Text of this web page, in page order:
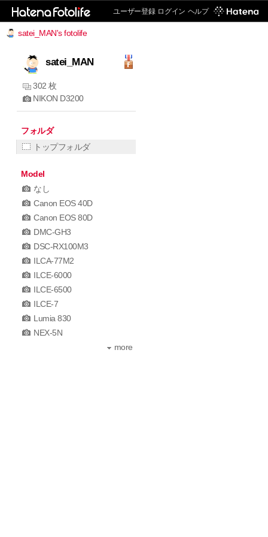
ユーザー登録 ログイン ヘルプ
satei_MAN's fotolife
satei_MAN
302 枚
NIKON D3200
フォルダ
トップフォルダ
Model
なし
Canon EOS 40D
Canon EOS 80D
DMC-GH3
DSC-RX100M3
ILCA-77M2
ILCE-6000
ILCE-6500
ILCE-7
Lumia 830
NEX-5N
more